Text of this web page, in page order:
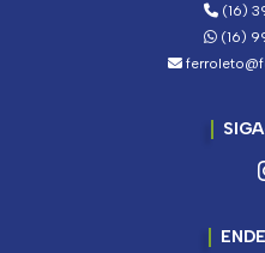
(16)
(16)